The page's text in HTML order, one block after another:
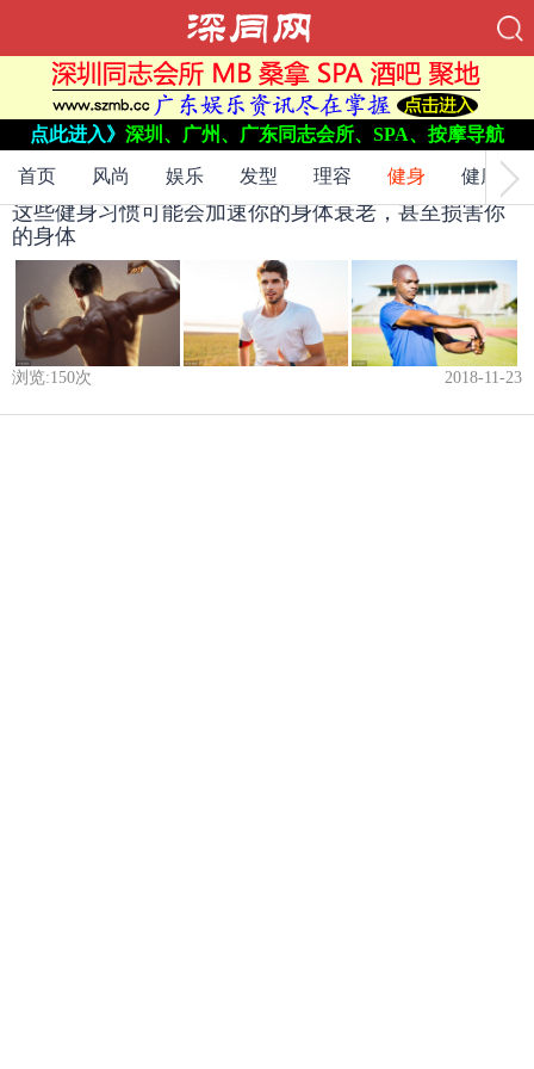
点此进入》 深圳、广州、广东同志会所、SPA、按摩导航
首页 风尚 娱乐 发型 理容 健身 健康
当前位置： 网站首页 ->
这些健身习惯可能会加速你的身体衰老，甚至损害你
的身体
浏览:150次 2018-11-23